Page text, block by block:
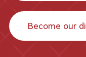
Become our